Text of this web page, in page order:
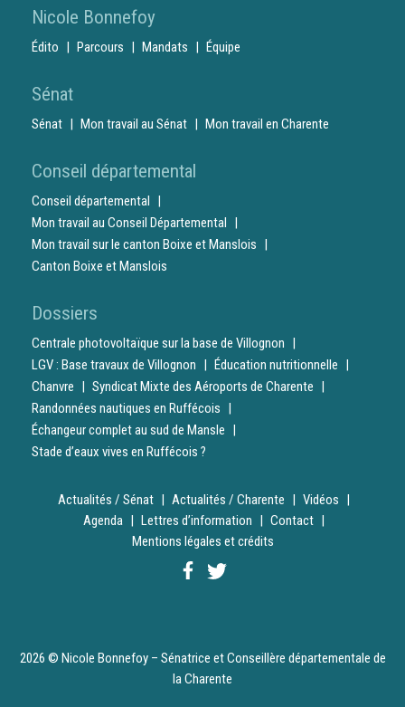
Nicole Bonnefoy
Édito Parcours Mandats Équipe
Sénat
Sénat Mon travail au Sénat Mon travail en Charente
Conseil départemental
Conseil départemental
Mon travail au Conseil Départemental
Mon travail sur le canton Boixe et Manslois
Canton Boixe et Manslois
Dossiers
Centrale photovoltaïque sur la base de Villognon
LGV : Base travaux de Villognon
Éducation nutritionnelle
Chanvre
Syndicat Mixte des Aéroports de Charente
Randonnées nautiques en Ruffécois
Échangeur complet au sud de Mansle
Stade d’eaux vives en Ruffécois ?
Actualités / Sénat Actualités / Charente
Vidéos
Agenda
Lettres d’information
Contact
Mentions légales et crédits
2026 © Nicole Bonnefoy – Sénatrice et Conseillère départementale de
la Charente